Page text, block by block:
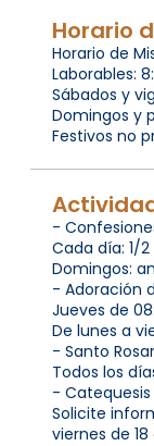
Horario
Horario de
Laborables:
Sábados y
Domingos y
Festivos no
-
Cada día: 1/
Domingos:
- Adoración
Jueves de
De lunes a
- Santo
Todos los
- Catequesis
Solicite
viernes de 18